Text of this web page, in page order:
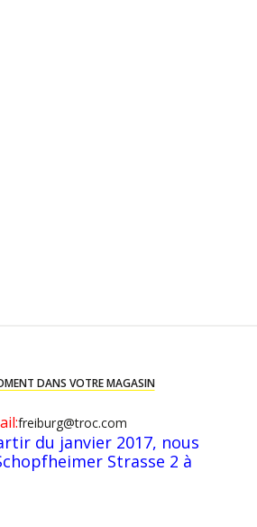
DANS VOTRE MAGASIN
freiburg@troc.com
2017, nous
Strasse 2 à